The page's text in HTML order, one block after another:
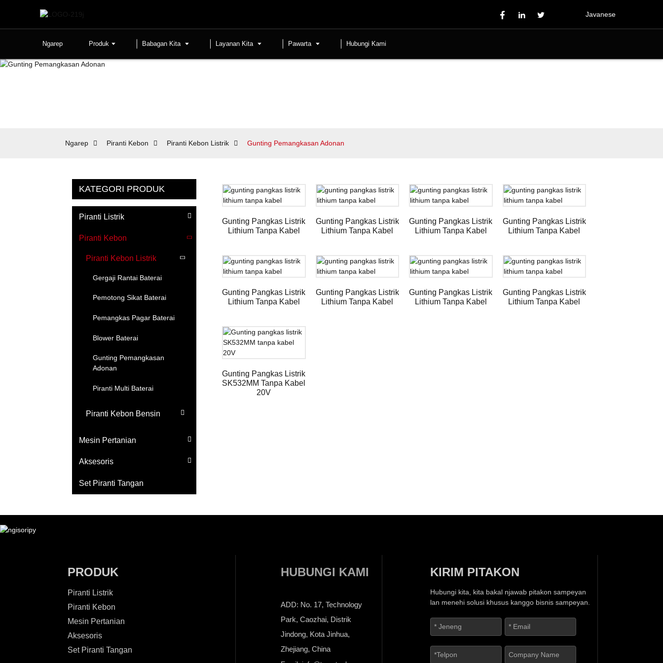
Javanese
Ngarep Produk Babagan Kita Layanan Kita Pawarta Hubungi Kami
Ngarep Piranti Kebon Piranti Kebon Listrik Gunting Pemangkasan Adonan
KATEGORI PRODUK
Piranti Listrik
Piranti Kebon
Piranti Kebon Listrik
Gergaji Rantai Baterai
Pemotong Sikat Baterai
Pemangkas Pagar Baterai
Blower Baterai
Gunting Pemangkasan
Adonan
Piranti Multi Baterai
Piranti Kebon Bensin
Mesin Pertanian
Aksesoris
Set Piranti Tangan
Gunting Pangkas Listrik
Lithium Tanpa Kabel
Gunting Pangkas Listrik
Lithium Tanpa Kabel
Gunting Pangkas Listrik
Lithium Tanpa Kabel
Gunting Pangkas Listrik
Lithium Tanpa Kabel
Gunting Pangkas Listrik
Lithium Tanpa Kabel
Gunting Pangkas Listrik
Lithium Tanpa Kabel
Gunting Pangkas Listrik
Lithium Tanpa Kabel
Gunting Pangkas Listrik
Lithium Tanpa Kabel
Gunting Pangkas Listrik
SK532MM Tanpa Kabel
20V
PRODUK
Piranti Listrik
Piranti Kebon
Mesin Pertanian
Aksesoris
Set Piranti Tangan
HUBUNGI KAMI
ADD: No. 17, Technology
Park, Caozhai, Distrik
Jindong, Kota Jinhua,
Zhejiang, China
KIRIM PITAKON
Hubungi kita, kita bakal njawab pitakon sampeyan
lan menehi solusi khusus kanggo bisnis sampeyan.